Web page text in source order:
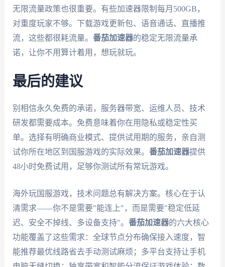
无限流量政策也很重要。有些加速器限制每月500GB，
对重度玩家不够。下载游戏更新包、语音通话、直播推
流，这些都很耗流量。 番茄加速器的稳定无限流量承
诺，让你不用算计着用，想玩就玩。
最后的建议
别相信永久免费的承诺，服务器带宽、运维人员、技术
研发都需要成本。免费意味着你在用隐私或稳定性买
单。选择有明确商业模式、提供试用期的服务，亲自测
试你所在地区到国服游戏的实际效果。 番茄加速器提供
48小时免费试用，足够你测试所有常玩游戏。
海外玩国服游戏，技术问题总有解决方案。核心在于认
清需求——你不是需要"能连上"，而是需要"稳定低延
迟、安全不掉线、多设备支持"。 番茄加速器的六大核心
功能覆盖了这些需求：全球节点分布确保接入速度，智
能推荐最优线路省去手动测试麻烦；多平台支持让手机